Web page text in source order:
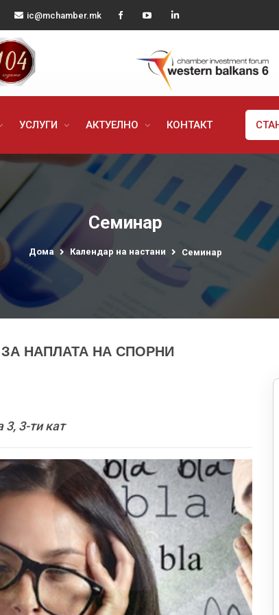
ic@mchamber.mk
УСЛУГИ АКТУЕЛНО КОНТАКТ
Семинар
Дома Календар на настани Семинар
ЗА НАПЛАТА НА СПОРНИ
3-ти кат